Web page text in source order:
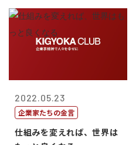
2022.05.23
企業家たちの金言
仕組みを変えれば、世界は